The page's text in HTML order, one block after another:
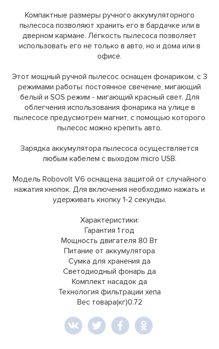
Компактные размеры ручного аккумуляторного
пылесоса позволяют хранить его в бардачке или в
дверном кармане. Лёгкость пылесоса позволяет
использовать его не только в авто, но и дома или в
офисе.
Этот мощный ручной пылесос оснащен фонариком, с 3
режимами работы: постоянное свечение, мигающий
белый и SOS режим - мигающий красный свет. Для
облегчения использования фонарика на улице в
пылесосе предусмотрен магнит, с помощью которого
пылесос можно крепить авто.
Зарядка аккумулятора пылесоса осуществляется
любым кабелем с выходом micro USB.
Модель Robovolt V6 оснащена защитой от случайного
нажатия кнопок. Для включения необходимо нажать и
удерживать кнопку 1-2 секунды.
Характеристики:
Гарантия 1 год
Мощность двигателя 80 Вт
Питание от аккумулятора
Сумка для хранения да
Светодиодный фонарь да
Комплект насадок да
Технология фильтрации хепа
Вес товара(кг)0.72